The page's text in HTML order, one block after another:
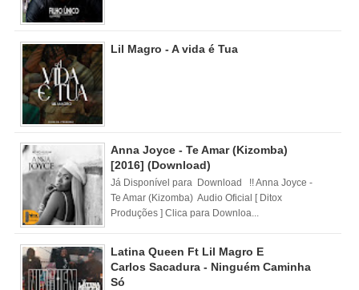
Lil Magro - A vida é Tua
Anna Joyce - Te Amar (Kizomba)
[2016] (Download)
Já Disponível para Download !! Anna Joyce -
Te Amar (Kizomba) Audio Oficial [ Ditox
Produções ] Clica para Downloa...
Latina Queen Ft Lil Magro E
Carlos Sacadura - Ninguém Caminha
Só